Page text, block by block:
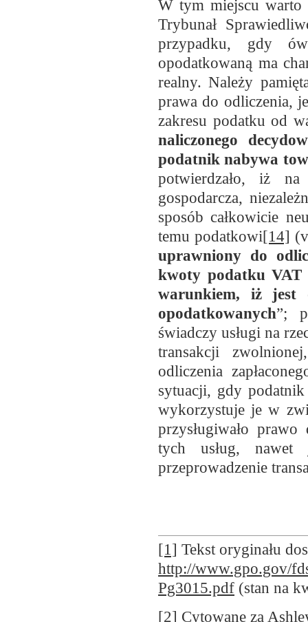
W tym miejscu warto
Trybunał
przypadku, gdy
opodatkowaną ma
realny. Należy
prawa do odliczenia,
zakresu podatku od
naliczonego
podatnik nabywa
potwierdzało, iż na
gospodarcza,
sposób całkowicie
temu podatkowi[14]
uprawniony do
kwoty podatku VAT
warunkiem, iż jest
opodatkowanych”;
świadczy usługi na
transakcji
odliczenia
sytuacji, gdy
wykorzystuje je w
przysługiwało
tych usług, nawet
przeprowadzenie
[1] Tekst oryginału
http://www.gpo.gov/
Pg3015.pdf (stan na
[2] Cytowane za